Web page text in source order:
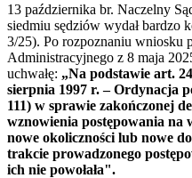
13 października br. Naczelny
siedmiu sędziów wydał bardzo
3/25). Po rozpoznaniu wniosku
Administracyjnego z 8 maja
uchwałę: „Na podstawie art.
sierpnia 1997 r. – Ordynacja
111) w sprawie zakończonej
wznowienia postępowania na
nowe okoliczności lub nowe
trakcie prowadzonego
ich nie powołała".